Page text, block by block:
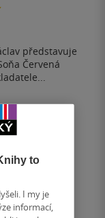
představuje
Červená
to
I my je
informací,